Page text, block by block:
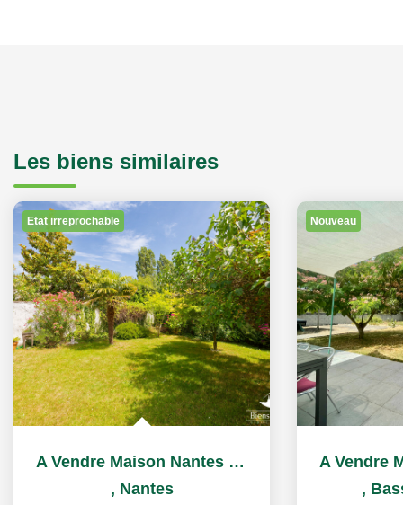
Les biens similaires
Etat irreprochable
A Vendre Maison Nantes Sainte Thérèse
, Nantes
Nouveau
,